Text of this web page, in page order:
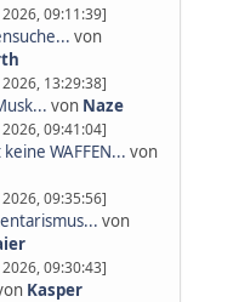
09:11:39]
von
13:29:38]
von Naze
09:41:04]
WAFFEN... von
09:35:56]
von
09:30:43]
Kasper